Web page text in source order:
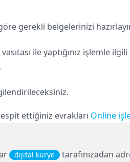
gerekli belgelerinizi
ile yaptığınız işlemle
ettiğiniz evrakları Online
dijital kurye
tarafınızadan